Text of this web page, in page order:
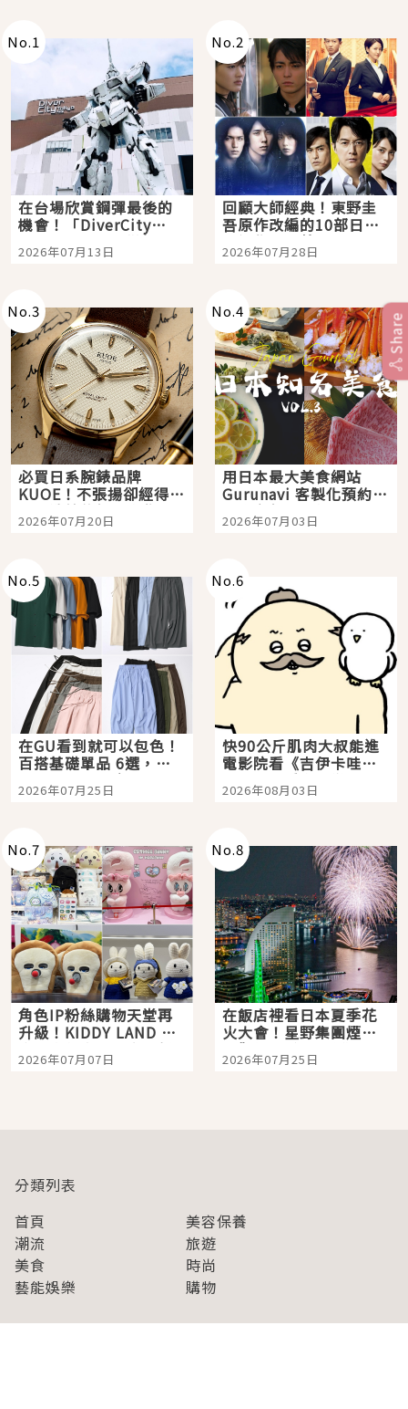
No.1
在台場欣賞鋼彈最後的
機會！「DiverCity
Tokyo Plaza」搭船、
購物、美食及夜景，一
2026年07月13日
No.2
回顧大師經典！東野圭
吾原作改編的10部日本
影視作品推薦
2026年07月28日
No.3
必買日系腕錶品牌
KUOE！不張揚卻經得起
時間洗鍊的經典之作五
選
2026年07月20日
No.4
用日本最大美食網站
Gurunavi 客製化預約九
大都市餐廳，打造專屬
美食體驗！
2026年07月03日
No.5
在GU看到就可以包色！
百搭基礎單品 6選，閉
眼全收也不心疼
2026年07月25日
No.6
快90公斤肌肉大叔能進
電影院看《吉伊卡哇》
嗎？日本重金屬樂團
「打首」會長與nagano
2026年08月03日
No.7
角色IP粉絲購物天堂再
升級！KIDDY LAND 原
宿店吉伊卡哇迎客，新
開幕 OMOKADO 店3分
2026年07月07日
No.8
在飯店裡看日本夏季花
火大會！星野集團煙火
景觀飯店6選，讓你不用
人擠人悠閒欣賞
2026年07月25日
Share
分類列表
首頁
美容保養
潮流
旅遊
美食
時尚
藝能娛樂
購物